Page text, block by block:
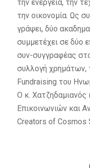
την ενέργεια, την
την οικονομία. Ως
γράψει, δύο
συμμετέχει σε δύο
συν-συγγραφέας
συλλογή χρημάτων,
Fundraising του
Ο κ. Χατζηδαμιανός
Επικοινωνιών και
Creators of Cosmos